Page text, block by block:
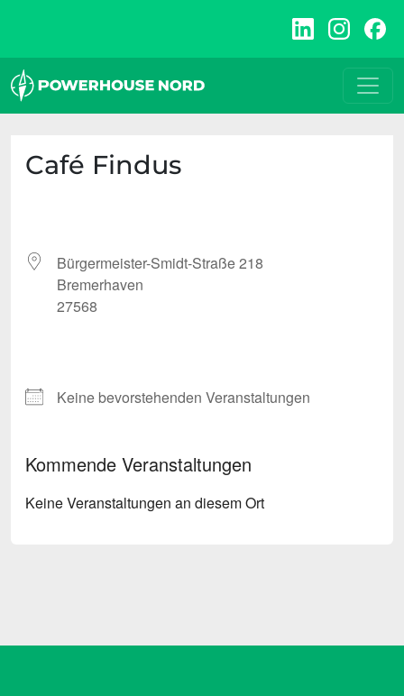
Café Findus
Bürgermeister-Smidt-Straße 218
Bremerhaven
27568
Keine bevorstehenden Veranstaltungen
Kommende Veranstaltungen
Keine Veranstaltungen an diesem Ort